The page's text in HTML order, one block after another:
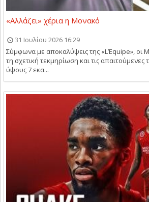
«Αλλάζει» χέρια η Μονακό
31 Ιουλίου 2026 16:29
Σύμφωνα με αποκαλύψεις της «L’Equipe», οι
τη σχετική τεκμηρίωση και τις απαιτούμενες
ύψους 7 εκα...